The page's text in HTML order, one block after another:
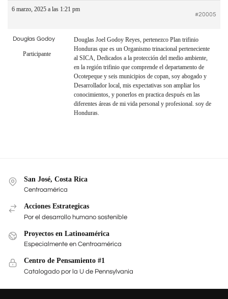
6 marzo, 2025 a las 1:21 pm
#20005
Douglas Godoy
Participante
Douglas Joel Godoy Reyes, pertenezco Plan trifinio
Honduras que es un Organismo trinacional perteneciente
al SICA, Dedicados a la protección del medio ambiente,
en la región trifinio que comprende el departamento de
Ocotepeque y seis municipios de copan, soy abogado y
Desarrollador local, mis expectativas son ampliar los
conocimientos, y ponerlos en practica después en las
diferentes áreas de mi vida personal y profesional. soy de
Honduras.
San José, Costa Rica
Centroamérica
Acciones Estrategicas
Por el desarrollo humano sostenible
Proyectos en Latinoamérica
Especialmente en Centroamérica
Centro de Pensamiento #1
Catalogado por la U de Pennsylvania